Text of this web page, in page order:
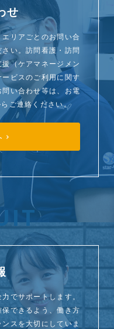
せ
リアごとのお問い合
い。訪問看護・訪問
（ケアマネージメン
ービスのご利用に関す
い合わせ等は、お電
ご連絡ください。
でサポートします。
できるよう、働き方
スを大切にしていま